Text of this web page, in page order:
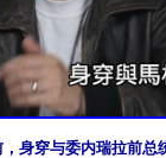
身穿与委内瑞拉前